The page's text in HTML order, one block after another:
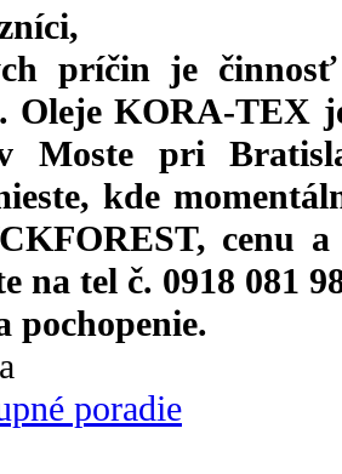
príčin je činnosť
Oleje KORA-TEX
Moste pri
kde
cenu
na tel č. 0918 081
pochopenie.
poradie